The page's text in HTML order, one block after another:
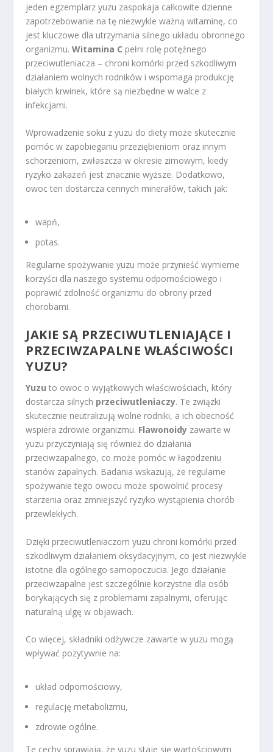
jeden egzemplarz yuzu zaspokaja całkowite dzienne
zapotrzebowanie na tę niezwykle ważną witaminę, co
jest kluczowe dla utrzymania silnego układu obronnego
organizmu.Witamina C pełni rolę potężnego
przeciwutleniacza – chroni komórki przed szkodliwym
działaniem wolnych rodników i wspomaga produkcję
białych krwinek, które są niezbędne w walce z
infekcjami.
Wprowadzenie soku z yuzu do diety może skutecznie
pomóc w zapobieganiu przeziębieniom oraz innym
schorzeniom, zwłaszcza w okresie zimowym, kiedy
ryzyko zakażeń jest znacznie wyższe. Dodatkowo,
owoc ten dostarcza cennych minerałów, takich jak:
wapń,
potas.
Regularne spożywanie yuzu może przynieść wymierne
korzyści dla naszego systemu odpornościowego i
poprawić zdolność organizmu do obrony przed
chorobami.
JAKIE SĄ PRZECIWUTLENIAJĄCE I
PRZECIWZAPALNE WŁAŚCIWOŚCI
YUZU?
Yuzu to owoc o wyjątkowych właściwościach, który
dostarcza silnych przeciwutleniaczy. Te związki
skutecznie neutralizują wolne rodniki, a ich obecność
wspiera zdrowie organizmu. Flawonoidy zawarte w
yuzu przyczyniają się również do działania
przeciwzapalnego, co może pomóc w łagodzeniu
stanów zapalnych. Badania wskazują, że regularne
spożywanie tego owocu może spowolnić procesy
starzenia oraz zmniejszyć ryzyko wystąpienia chorób
przewlekłych.
Dzięki przeciwutleniaczom yuzu chroni komórki przed
szkodliwym działaniem oksydacyjnym, co jest niezwykle
istotne dla ogólnego samopoczucia. Jego działanie
przeciwzapalne jest szczególnie korzystne dla osób
borykających się z problemami zapalnymi, oferując
naturalną ulgę w objawach.
Co więcej, składniki odżywcze zawarte w yuzu mogą
wpływać pozytywnie na:
układ odpornościowy,
regulację metabolizmu,
zdrowie ogólne.
Te cechy sprawiają, że yuzu staje się wartościowym